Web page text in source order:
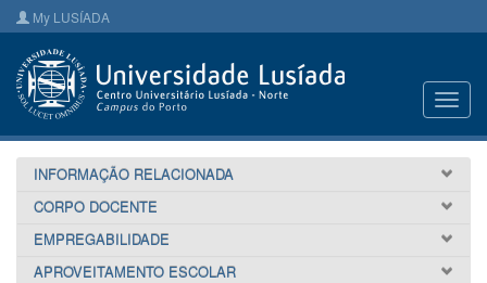
My LUSÍADA
INFORMAÇÃO RELACIONADA
CORPO DOCENTE
EMPREGABILIDADE
APROVEITAMENTO ESCOLAR